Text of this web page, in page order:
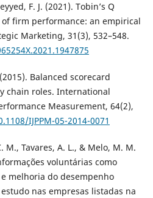
F. J. (2021). Tobin’s Q
firm performance: an empirical
Marketing, 31(3), 532–548.
Balanced scorecard
chain roles. International
Measurement, 64(2),
IJPPM-05-2014-0071
M., Tavares, A. L., & Melo, M. M.
voluntárias como
melhoria do desempenho
nas empresas listadas na